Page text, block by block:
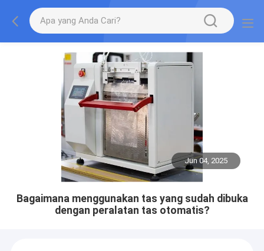
Jun 04, 2025
Bagaimana menggunakan tas yang sudah dibuka
dengan peralatan tas otomatis?